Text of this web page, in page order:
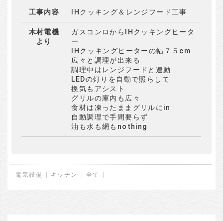
工事内容 IHクッキング＆レンジフード工事
木村電機
より
ガスコンロからIHクッキングヒータ
ー
IHクッキングヒーターの幅７５cm
広々と調理が出来る
調理中はレンジフードと連動
LEDの灯りを自動で照らして
換気もアシスト
グリルの庫内も広々
食材は凍ったままグリルにin
自動調理で手間要らず
油も水も網もnothing
電気設備 キッチン 全て